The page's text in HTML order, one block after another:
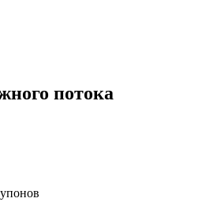
потока